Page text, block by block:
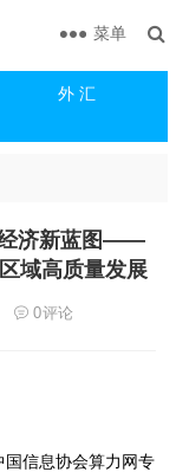
外 汇
菜单
经济新蓝图——
域高质量发展
0评论
国信息协会算力网专